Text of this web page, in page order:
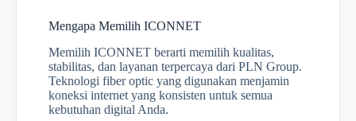
Mengapa Memilih ICONNET
Memilih ICONNET berarti memilih kualitas,
stabilitas, dan layanan terpercaya dari PLN Group.
Teknologi fiber optic yang digunakan menjamin
koneksi internet yang konsisten untuk semua
kebutuhan digital Anda.